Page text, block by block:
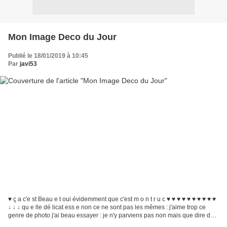
Mon Image Deco du Jour
Publié le 18/01/2019 à 10:45
Par javi53
♥ ç a c'e st Beau e t oui évidemment que c'est m o n t r u c ♥ ♥ ♥ ♥ ♥ ♥ ♥ ♥ ♥ ♥
↓ ↓ ↓ qu e lle dé licat ess e non ce ne sont pas les mêmes : j'aime trop ce
genre de photo j'ai beau essayer : je n'y parviens pas non mais que dire de